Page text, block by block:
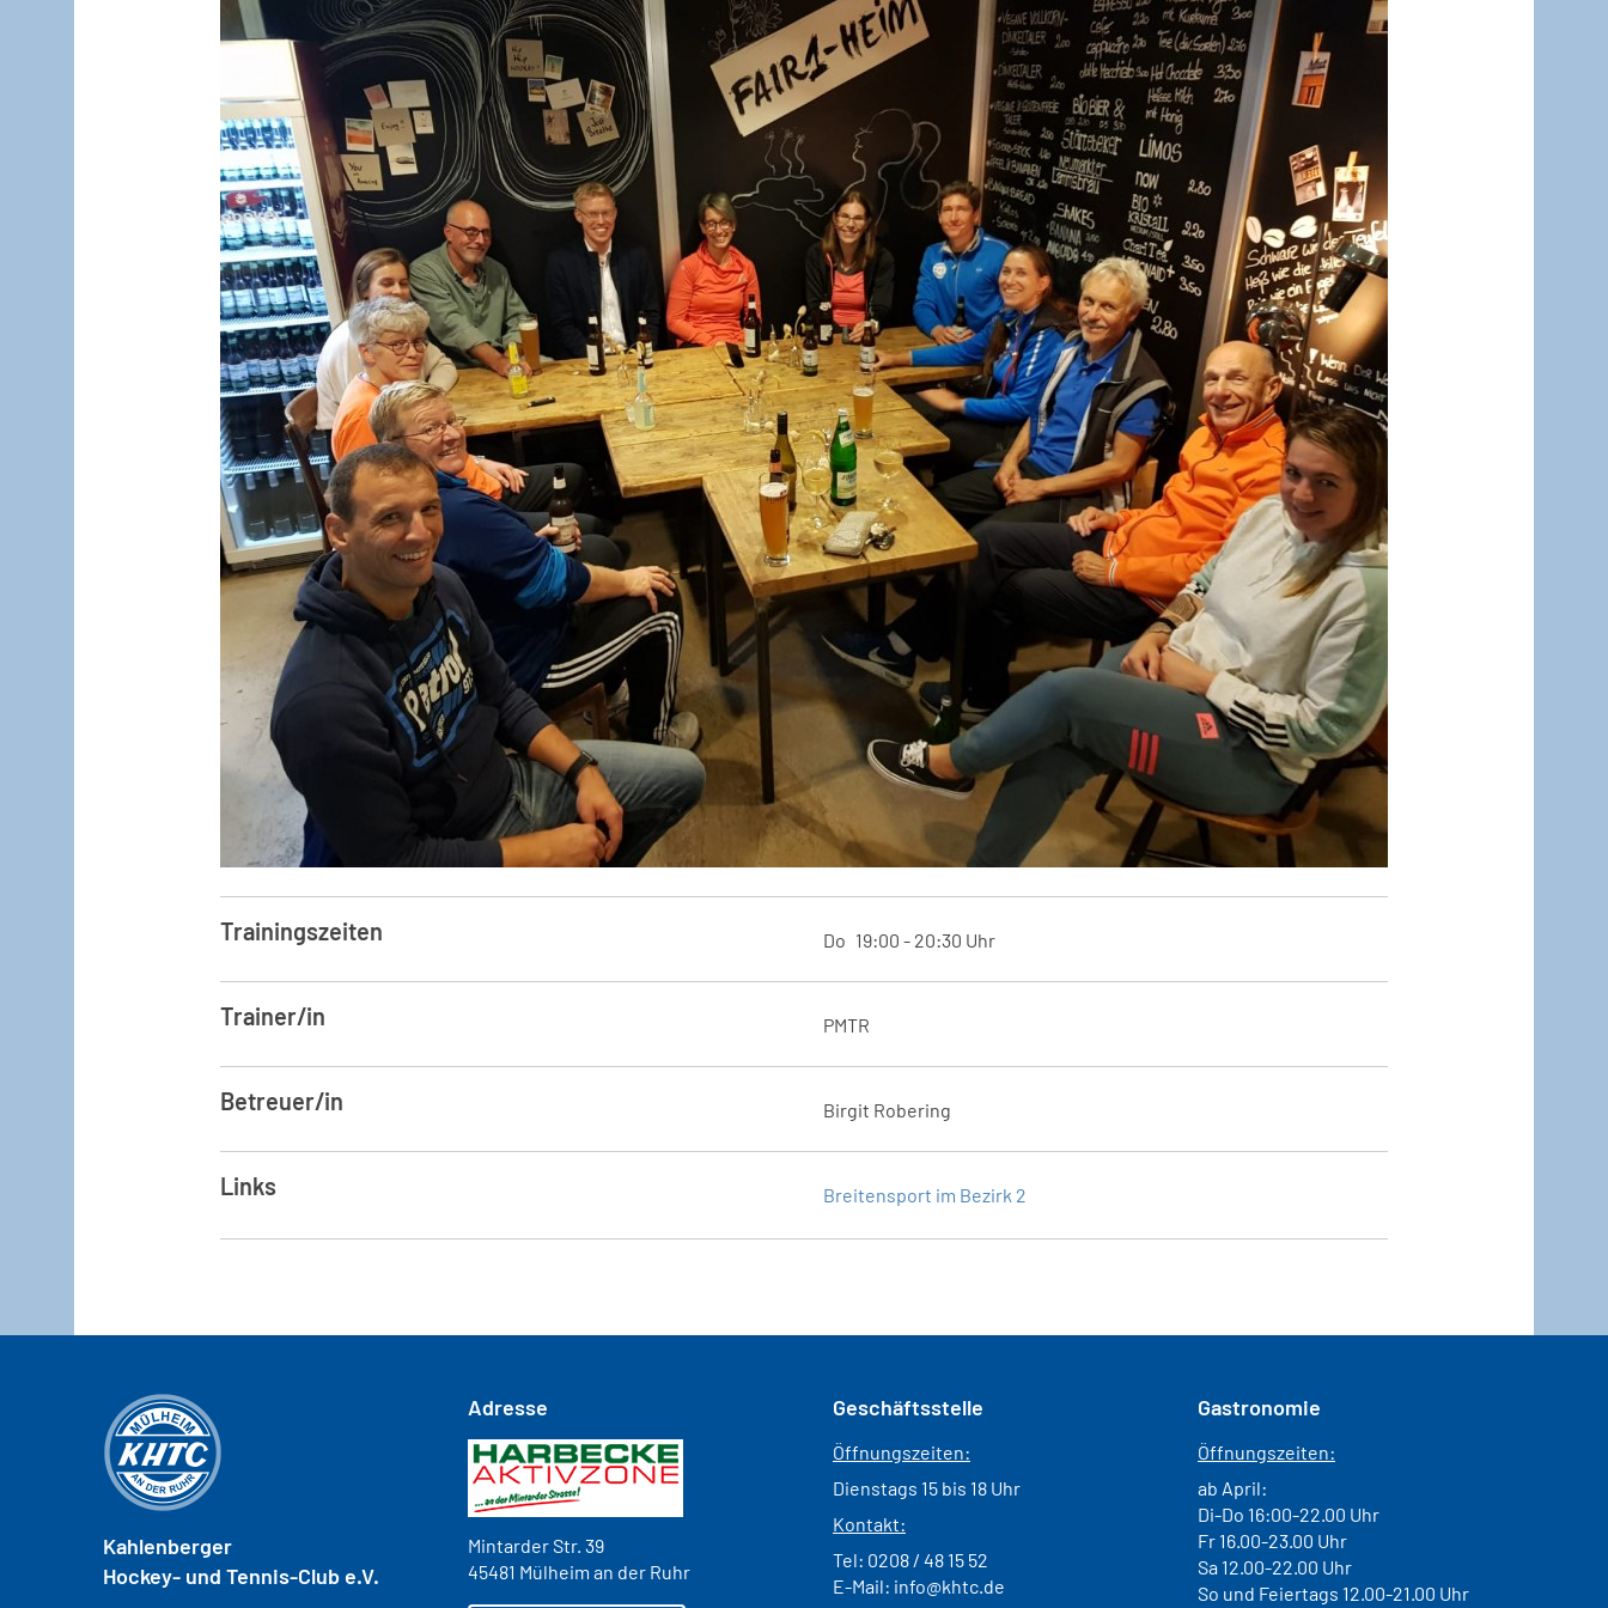
Trainingszeiten Do 19:00 20:30 Uhr
Trainer/in PMTR
Betreuer/in Birgit Robering
Links Breitensport im Bezirk 2
Kahlenberger
Hockey- und Tennis-Club e.V.
Adresse
Mintarder Str. 39
45481 Mülheim an der Ruhr
Geschäftsstelle
Öffnungszeiten:
Dienstags 15 bis 18 Uhr
Kontakt:
Tel: 0208 / 48 15 52
E-Mail: info@khtc.de
Gastronomie
Öffnungszeiten:
ab April:
Di-Do 16:00-22.00 Uhr
Fr 16.00-23.00 Uhr
Sa 12.00-22.00 Uhr
So und Feiertags 12.00-21.00 Uhr